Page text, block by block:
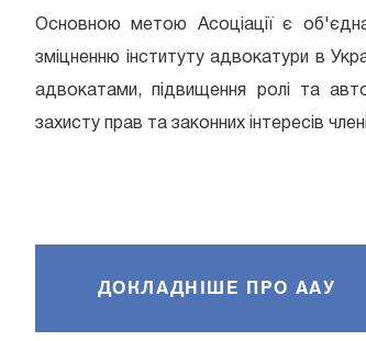
Основною метою Асоціації є
зміцненню інституту адвокатури в
адвокатами, підвищення ролі та
захисту прав та законних інтересів
ДОКЛАДНІШЕ ПРО AAУ